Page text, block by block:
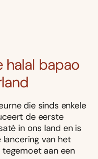
halal bapao
die sinds enkele
de eerste
in ons land en is
van het
aan een